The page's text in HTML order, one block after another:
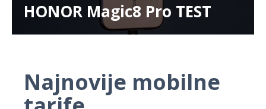
HONOR Magic8 Pro TEST
Najnovije mobilne